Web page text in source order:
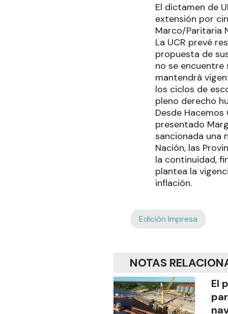
El dictamen de
extensión por
Marco/Paritaria
La UCR prevé
propuesta de
no se
mantendrá
los ciclos de
pleno derecho
Desde
presentado
sancionada una
Nación, las
la continuidad,
plantea la
inflación.
Edición Impresa
NOTAS
El